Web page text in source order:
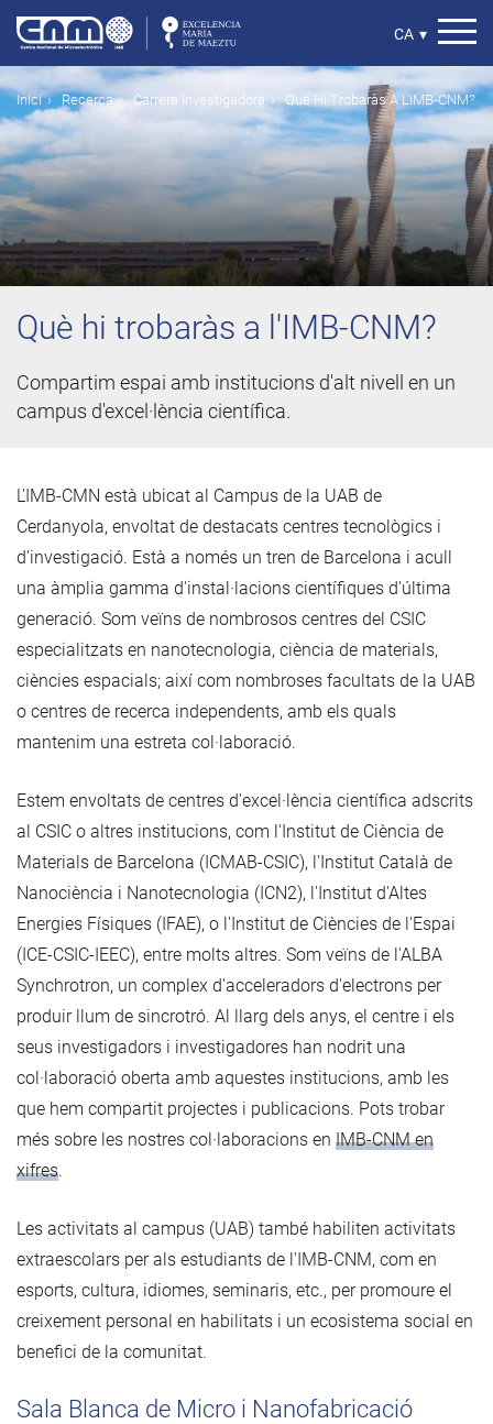
contingut
Select
language
CA ▾
Fil
d'ariadna
Inici Recerca Carrera Investigadora Què Hi Trobaràs A L'IMB-CNM?
Què hi trobaràs a l'IMB-CNM?
Compartim espai amb institucions d'alt nivell en un
campus d'excel·lència científica.
L'IMB-CMN està ubicat al Campus de la UAB de
Cerdanyola, envoltat de destacats centres tecnològics i
d'investigació. Està a només un tren de Barcelona i acull
una àmplia gamma d'instal·lacions científiques d'última
generació. Som veïns de nombrosos centres del CSIC
especialitzats en nanotecnologia, ciència de materials,
ciències espacials; així com nombroses facultats de la UAB
o centres de recerca independents, amb els quals
mantenim una estreta col·laboració.
Estem envoltats de centres d'excel·lència científica adscrits
al CSIC o altres institucions, com l'Institut de Ciència de
Materials de Barcelona (ICMAB-CSIC), l'Institut Català de
Nanociència i Nanotecnologia (ICN2), l'Institut d'Altes
Energies Físiques (IFAE), o l'Institut de Ciències de l'Espai
(ICE-CSIC-IEEC), entre molts altres. Som veïns de l'ALBA
Synchrotron, un complex d'acceleradors d'electrons per
produir llum de sincrotró. Al llarg dels anys, el centre i els
seus investigadors i investigadores han nodrit una
col·laboració oberta amb aquestes institucions, amb les
que hem compartit projectes i publicacions. Pots trobar
més sobre les nostres col·laboracions en IMB-CNM en
xifres.
Les activitats al campus (UAB) també habiliten activitats
extraescolars per als estudiants de l'IMB-CNM, com en
esports, cultura, idiomes, seminaris, etc., per promoure el
creixement personal en habilitats i un ecosistema social en
benefici de la comunitat.
Sala Blanca de Micro i Nanofabricació